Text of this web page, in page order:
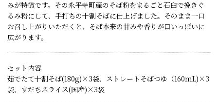
みが特徴です。その永平寺町産のそば粉をまるごと石臼で挽きぐ
るみ粉にして、手打ちの十割そばに仕上げました。そのまま一口
お召し上がりいただくと、そば本来の甘みや香りが口いっぱいに
広がります。
セット内容
茹でたて十割そば(180g)×3袋、ストレートそばつゆ（160mL)×3
袋、すだちスライス(国産)×3袋